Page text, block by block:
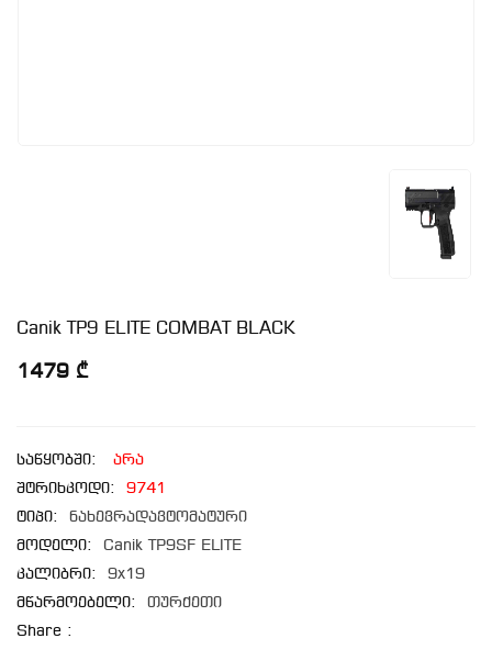
Canik TP9 ELITE COMBAT BLACK
1479 ₾
საწყობში:
არა
შტრიხკოდი:
9741
ტიპი:
ნახევრადავტომატური
მოდელი:
Canik TP9SF ELITE
კალიბრი:
9x19
მწარმოებელი:
თურქეთი
Share :